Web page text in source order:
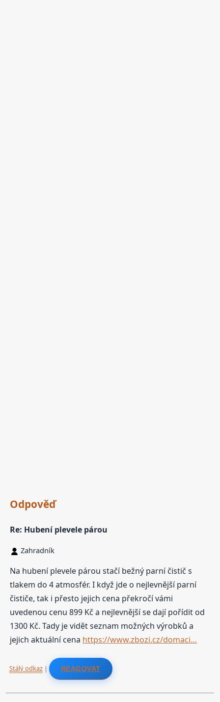
Odpověď
Re: Hubení plevele párou
Zahradník
Na hubení plevele párou stačí bežný parní čistič s
tlakem do 4 atmosfér. I když jde o nejlevnější parní
čističe, tak i přesto jejich cena překročí vámi
uvedenou cenu 899 Kč a nejlevnější se dají pořídit od
1300 Kč. Tady je vidět seznam možných výrobků a
jejich aktuální cena https://www.zbozi.cz/domaci…
Stálý odkaz| REAGOVAT